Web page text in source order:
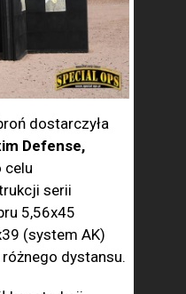
dostarczyła
Defense,
celu
serii
5,56x45
(system AK)
dystansu.